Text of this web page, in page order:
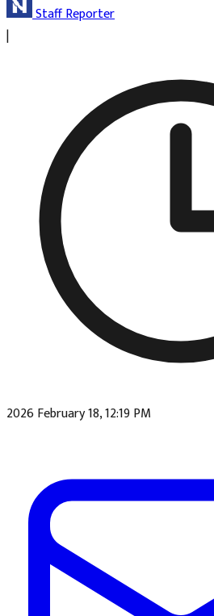
Staff Reporter
|
2026 February 18, 12:19 PM